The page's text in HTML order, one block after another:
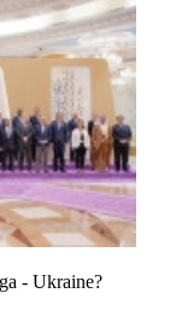
- Ukraine?